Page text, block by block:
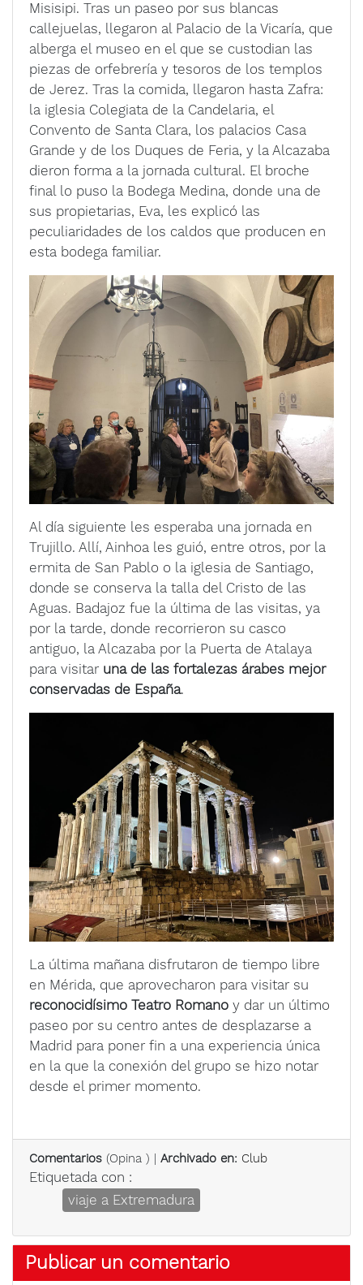
Misisipi. Tras un paseo por sus blancas
callejuelas, llegaron al Palacio de la Vicaría, que
alberga el museo en el que se custodian las
piezas de orfebrería y tesoros de los templos
de Jerez. Tras la comida, llegaron hasta Zafra:
la iglesia Colegiata de la Candelaria, el
Convento de Santa Clara, los palacios Casa
Grande y de los Duques de Feria, y la Alcazaba
dieron forma a la jornada cultural. El broche
final lo puso la Bodega Medina, donde una de
sus propietarias, Eva, les explicó las
peculiaridades de los caldos que producen en
esta bodega familiar.
Al día siguiente les esperaba una jornada en
Trujillo. Allí, Ainhoa les guió, entre otros, por la
ermita de San Pablo o la iglesia de Santiago,
donde se conserva la talla del Cristo de las
Aguas. Badajoz fue la última de las visitas, ya
por la tarde, donde recorrieron su casco
antiguo, la Alcazaba por la Puerta de Atalaya
para visitar una de las fortalezas árabes mejor
conservadas de España.
La última mañana disfrutaron de tiempo libre
en Mérida, que aprovecharon para visitar su
reconocidísimo Teatro Romano y dar un último
paseo por su centro antes de desplazarse a
Madrid para poner fin a una experiencia única
en la que la conexión del grupo se hizo notar
desde el primer momento.
Comentarios (Opina ) | Archivado en: Club
Etiquetada con :
viaje a Extremadura
Publicar un comentario